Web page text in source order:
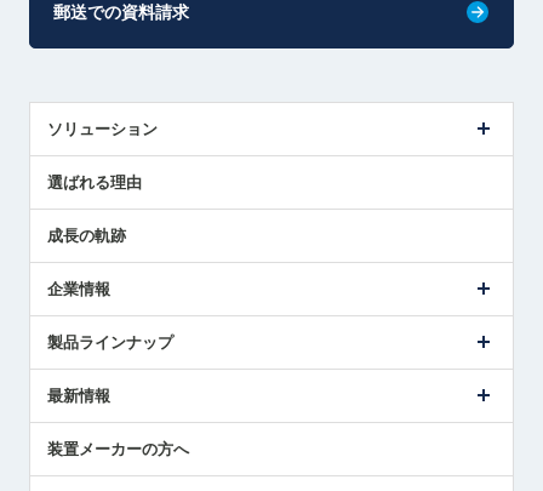
郵送での資料請求
ソリューション
解決策提案
選ばれる理由
成長の軌跡
企業情報
ごあいさつ
受賞履歴
採用情報
国/地域/言語
製品ラインナップ
ツールセッタ製品
エアマイクロセンサ製品
最新情報
メトロールの技術
装置メーカーの方へ